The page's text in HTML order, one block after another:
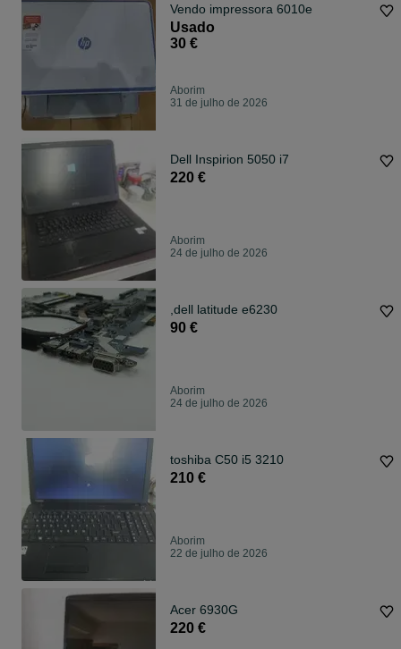
Vendo impressora 6010e
Usado
30 €
Aborim
31 de julho de 2026
Dell Inspirion 5050 i7
220 €
Aborim
24 de julho de 2026
,dell latitude e6230
90 €
Aborim
24 de julho de 2026
toshiba C50 i5 3210
210 €
Aborim
22 de julho de 2026
Acer 6930G
220 €